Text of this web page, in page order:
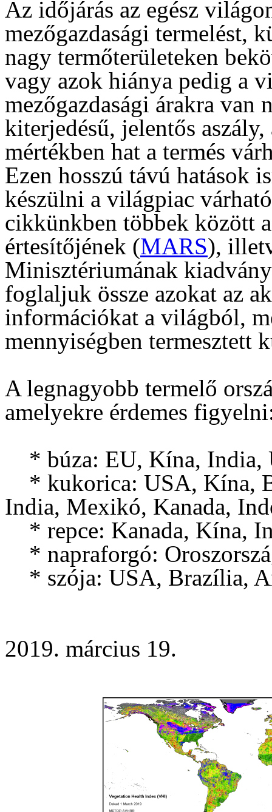
Az időjárás az egész
mezőgazdasági termelést,
nagy termőterületeken
vagy azok hiánya pedig a
mezőgazdasági árakra van
kiterjedésű, jelentős
mértékben hat a termés
Ezen hosszú távú hatások
készülni a világpiac
cikkünkben többek között
értesítőjének (MARS),
Minisztériumának
foglaljuk össze azokat az
információkat a világból,
mennyiségben termesztett
A legnagyobb termelő
amelyekre érdemes
* búza: EU, Kína, India,
* kukorica: USA, Kína,
India, Mexikó, Kanada,
* repce: Kanada, Kína,
* napraforgó:
* szója: USA, Brazília,
2019. március 19.